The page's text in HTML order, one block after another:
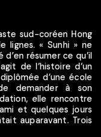
sud-coréen Hong
lignes. « Sunhi » ne
résumer ce qu’il
de l’histoire d’un
d’une école
demander à son
elle rencontre
et quelques jours
auparavant. Trois